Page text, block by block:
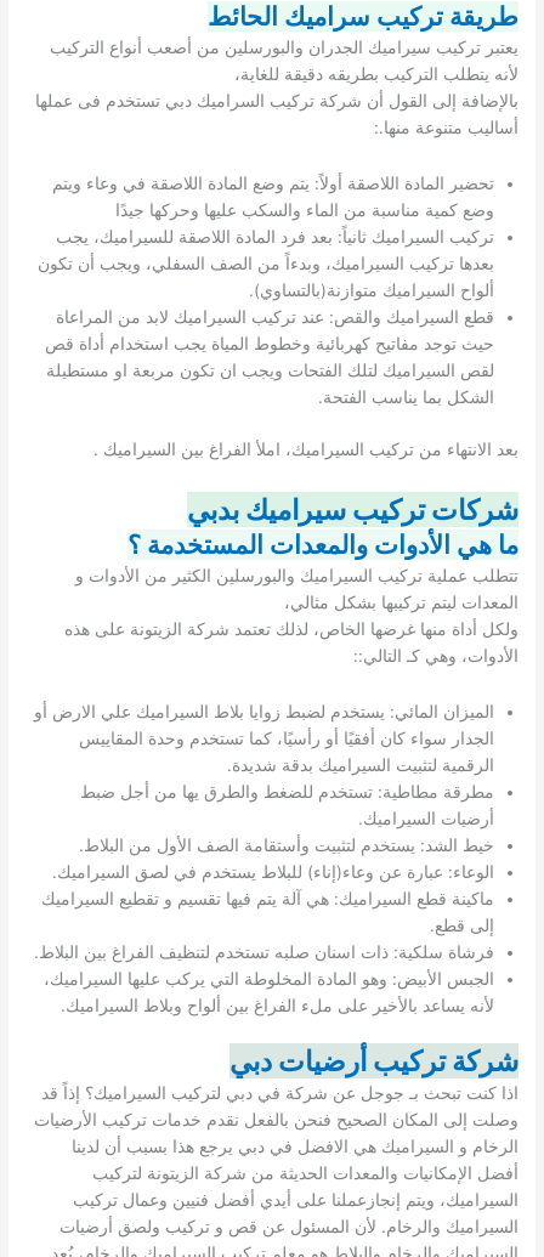
طريقة تركيب سراميك الحائط
يعتبر تركيب سيراميك الجدران والبورسلين من أصعب أنواع التركيب
لأنه يتطلب التركيب بطريقه دقيقة للغاية،
بالإضافة إلى القول أن شركة تركيب السراميك دبي تستخدم فى عملها
أساليب متنوعة منها.:
تحضير المادة اللاصقة أولاً: يتم وضع المادة اللاصقة في وعاء ويتم
وضع كمية مناسبة من الماء والسكب عليها وحركها جيدًا
تركيب السيراميك ثانياً: بعد فرد المادة اللاصقة للسيراميك، يجب
بعدها تركيب السيراميك، وبدءاً من الصف السفلي، ويجب أن تكون
ألواح السيراميك متوازنة(بالتساوي).
قطع السيراميك والقص: عند تركيب السيراميك لابد من المراعاة
حيث توجد مفاتيح كهربائية وخطوط المياة يجب استخدام أداة قص
لقص السيراميك لتلك الفتحات ويجب ان تكون مربعة او مستطيلة
الشكل بما يناسب الفتحة.
بعد الانتهاء من تركيب السيراميك، املأ الفراغ بين السيراميك .
شركات تركيب سيراميك بدبي
ما هي الأدوات والمعدات المستخدمة ؟
تتطلب عملية تركيب السيراميك والبورسلين الكثير من الأدوات و
المعدات ليتم تركيبها بشكل مثالي،
ولكل أداة منها غرضها الخاص، لذلك تعتمد شركة الزيتونة على هذه
الأدوات، وهي كـ التالي::
الميزان المائي: يستخدم لضبط زوايا بلاط السيراميك علي الارض أو
الجدار سواء كان أفقيًا أو رأسيًا، كما تستخدم وحدة المقاييس
الرقمية لتثبيت السيراميك بدقة شديدة.
مطرقة مطاطية: تستخدم للضغط والطرق يها من أجل ضبط
أرضيات السيراميك.
خيط الشد: يستخدم لتثبيت وأستقامة الصف الأول من البلاط.
الوعاء: عبارة عن وعاء(إناء) للبلاط يستخدم في لصق السيراميك.
ماكينة قطع السيراميك: هي آلة يتم فيها تقسيم و تقطيع السيراميك
إلى قطع.
فرشاة سلكية: ذات اسنان صلبه تستخدم لتنظيف الفراغ بين البلاط.
الجبس الأبيض: وهو المادة المخلوطة التي يركب عليها السيراميك،
لأنه يساعد بالأخير على ملء الفراغ بين ألواح وبلاط السيراميك.
شركة تركيب أرضيات دبي
اذا كنت تبحث بـ جوجل عن شركة في دبي لتركيب السيراميك؟ إذاً قد
وصلت إلى المكان الصحيح فنحن بالفعل نقدم خدمات تركيب الأرضيات
الرخام و السيراميك هي الافضل في دبي يرجع هذا بسبب أن لدينا
أفضل الإمكانيات والمعدات الحديثة من شركة الزيتونة لتركيب
السيراميك، ويتم إنجازعملنا على أيدي أفضل فنيين وعمال تركيب
السيراميك والرخام. لأن المسئول عن قص و تركيب ولصق أرضيات